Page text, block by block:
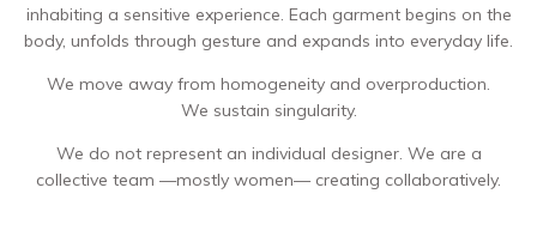
inhabiting a sensitive experience. Each garment begins on the
body, unfolds through gesture and expands into everyday life.
We move away from homogeneity and overproduction.
We sustain singularity.
We do not represent an individual designer. We are a
collective team —mostly women— creating collaboratively.